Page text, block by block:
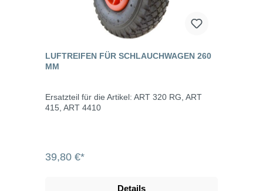
LUFTREIFEN FÜR SCHLAUCHWAGEN 260
MM
Ersatzteil für die Artikel: ART 320 RG, ART
415, ART 4410
39,80 €*
Details